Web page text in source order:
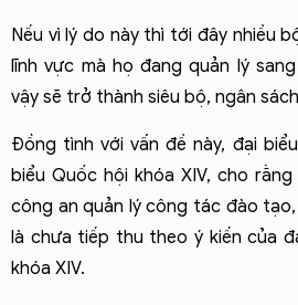
Nếu vì lý do này thì tới đây nhiều
lĩnh vực mà họ đang quản lý
vậy sẽ trở thành siêu bộ, ngân
Đồng tình với vấn đề này, đại
biểu Quốc hội khóa XIV, cho
công an quản lý công tác đào
là chưa tiếp thu theo ý kiến của
khóa XIV.